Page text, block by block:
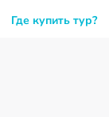
Где купить тур?